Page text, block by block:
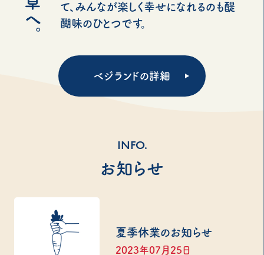
て、みんなが楽しく幸せになれるのも醍
醐味のひとつです。
ベジランドの詳細
INFO.
お知らせ
夏季休業のお知らせ
2023年07月25日